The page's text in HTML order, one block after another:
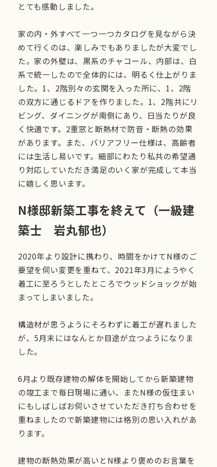
とても感動しました。
家の内・外すべて一つ一つカタログを見ながら決
めて行くのは、楽しみでもありましたが大変でし
た。家の外壁は、黒系のチャコール、内部は、白
系で統一したので全体的には、明るく仕上がりま
した。1、2階別々の玄関を入った所に、1、2階
の双方に通じるドアを作りました。1、2階共にリ
ビング、ダイニングが南側にあり、日当たりが良
く快適です。2重窓と断熱材で防音・断熱の効果
があります。また、バリアフリー仕様は、高齢者
には生活し易いです。細部にわたり私共の希望通
り対応していただき満足のいく家が完成して本当
に嬉しく思います。
N様邸新築工事を終えて（一級建
築士 岩丸郁也）
2020年より設計に携わり、時間をかけてN様のご
要望を伺い変更を重ねて、2021年3月にようやく
着工に至ろうとしたところでウッドショックが始
まってしまいました。
構造材が思うようにそろわずに着工が遅れました
が、5月末にはなんとか目途が立つようになりま
した。
6月より既存建物の解体を開始してから新築建物
の竣工まで毎日現場に通い、またN様の仮住まい
にもしばしばお伺いさせていただき打ち合わせを
重ねましたので新築建物には格別の思い入れがあ
ります。
建物の断熱効果が高いとN様より褒めのお言葉を